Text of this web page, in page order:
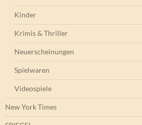
Kinder
Krimis & Thriller
Neuerscheinungen
Spielwaren
Videospiele
New York Times